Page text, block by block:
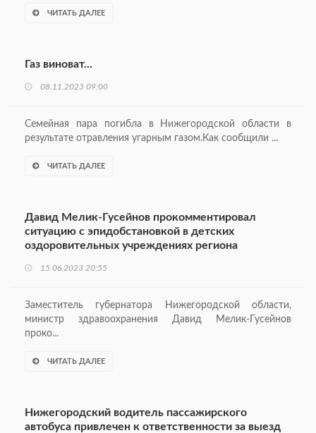
ЧИТАТЬ ДАЛЕЕ
Газ виноват...
08.11.2023 09:00
Семейная пара погибла в Нижегородской области в
результате отравления угарным газом.Как сообщили ...
ЧИТАТЬ ДАЛЕЕ
Давид Мелик-Гусейнов прокомментировал
ситуацию с эпидобстановкой в детских
оздоровительных учреждениях региона
15.06.2023 20:55
Заместитель губернатора Нижегородской области,
министр здравоохранения Давид Мелик-Гусейнов
проко...
ЧИТАТЬ ДАЛЕЕ
Нижегородский водитель пассажирского
автобуса привлечен к ответственности за выезд